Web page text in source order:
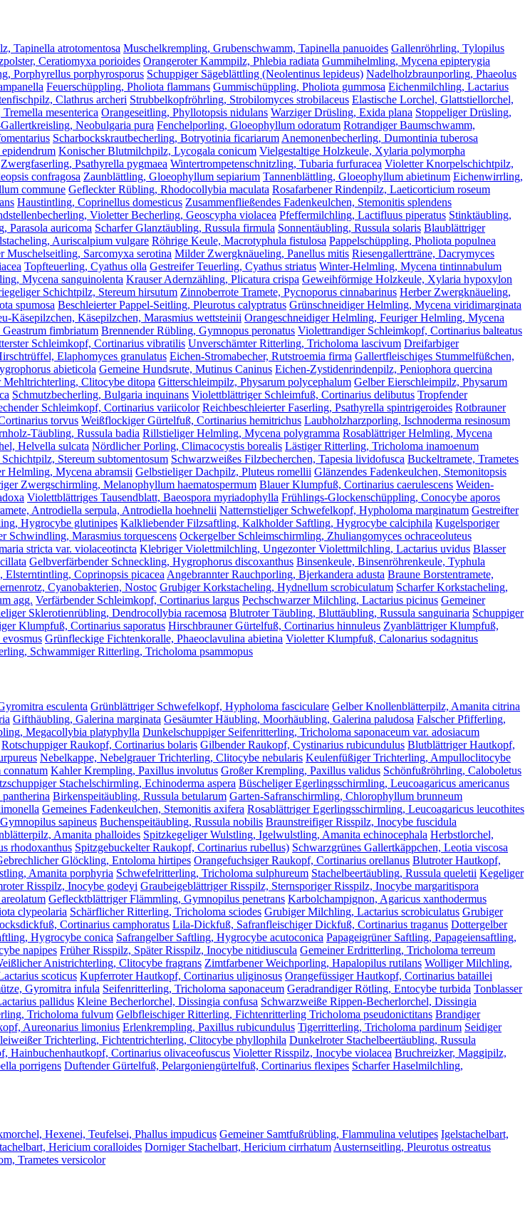
Tapinella atrotomentosa Muschelkrempling, Grubenschwamm, Tapinella panuoides Gallenröhrling, Tylopilus
Ceratiomyxa porioides Orangeroter Kammpilz, Phlebia radiata Gummihelmling, Mycena epipterygia
Porphyrellus porphyrosporus Schuppiger Sägeblättling (Neolentinus lepideus) Nadelholzbraunporling, Phaeolus
Feuerschüppling, Pholiota flammans Gummischüppling, Pholiota gummosa Eichenmilchling, Lactarius
Clathrus archeri Strubbelkopfröhrling, Strobilomyces strobilaceus Elastische Lorchel, Glattstiellorchel,
mesenterica Orangeseitling, Phyllotopsis nidulans Warziger Drüsling, Exida plana Stoppeliger Drüsling,
Neobulgaria pura Fenchelporling, Gloeophyllum odoratum Rotrandiger Baumschwamm,
Scharbockskrautbecherling, Botryotinia ficariarum Anemonenbecherling, Dumontinia tuberosa
Konischer Blutmilchpilz, Lycogala conicum Vielgestaltige Holzkeule, Xylaria polymorpha
Zwergfaserling, Psathyrella pygmaea Wintertrompetenschnitzling, Tubaria furfuracea Violetter Knorpelschichtpilz,
confragosa Zaunblättling, Gloeophyllum sepiarium Tannenblättling, Gloeophyllum abietinum Eichenwirrling,
commune Gefleckter Rübling, Rhodocollybia maculata Rosafarbener Rindenpilz, Laeticorticium roseum
Haustintling, Coprinellus domesticus Zusammenfließendes Fadenkeulchen, Stemonitis splendens
Violetter Becherling, Geoscypha violacea Pfeffermilchling, Lactifluus piperatus Stinktäubling,
Parasola auricoma Scharfer Glanztäubling, Russula firmula Sonnentäubling, Russula solaris Blaublättriger
Auriscalpium vulgare Röhrige Keule, Macrotyphula fistulosa Pappelschüppling, Pholiota populnea
Muschelseitling, Sarcomyxa serotina Milder Zwergknäueling, Panellus mitis Riesengallertträne, Dacrymyces
Topfteuerling, Cyathus olla Gestreifer Teuerling, Cyathus striatus Winter-Helmling, Mycena tintinnabulum
Mycena sanguinolenta Krauser Adernzähling, Plicatura crispa Geweihförmige Holzkeule, Xylaria hypoxylon
Schichtpilz, Stereum hirsutum Zinnoberrote Tramete, Pycnoporus cinnabarinus Herber Zwergknäueling,
spumosa Beschleierter Pappel-Seitling, Pleurotus calyptratus Grünschneidiger Helmling, Mycena viridimarginata
Käsepilzchen, Käsepilzchen, Marasmius wettsteinii Orangeschneidiger Helmling, Feuriger Helmling, Mycena
fimbriatum Brennender Rübling, Gymnopus peronatus Violettrandiger Schleimkopf, Cortinarius balteatus
Schleimkopf, Cortinarius vibratilis Unverschämter Ritterling, Tricholoma lascivum Dreifarbiger
Elaphomyces granulatus Eichen-Stromabecher, Rutstroemia firma Gallertfleischiges Stummelfüßchen,
abieticola Gemeine Hundsrute, Mutinus Caninus Eichen-Zystidenrindenpilz, Peniophora quercina
Mehltrichterling, Clitocybe ditopa Gitterschleimpilz, Physarum polycephalum Gelber Eierschleimpilz, Physarum
Schmutzbecherling, Bulgaria inquinans Violettblättriger Schleimfuß, Cortinarius delibutus Tropfender
Schleimkopf, Cortinarius variicolor Reichbeschleierter Faserling, Psathyrella spintrigeroides Rotbrauner
torvus Weißflockiger Gürtelfuß, Cortinarius hemitrichus Laubholzharzporling, Ischnoderma resinosum
Täubling, Russula badia Rillstieliger Helmling, Mycena polygramma Rosablättriger Helmling, Mycena
Helvella sulcata Nördlicher Porling, Climacocystis borealis Lästiger Ritterling, Tricholoma inamoenum
Schichtpilz, Stereum subtomentosum Schwarzweißes Filzbecherchen, Tapesia lividofusca Buckeltramete, Trametes
Helmling, Mycena abramsii Gelbstieliger Dachpilz, Pluteus romellii Glänzendes Fadenkeulchen, Stemonitopsis
Zwergschirmling, Melanophyllum haematospermum Blauer Klumpfuß, Cortinarius caerulescens Weiden-
Violettblättriges Tausendblatt, Baeospora myriadophylla Frühlings-Glockenschüppling, Conocybe aporos
Antrodiella serpula, Antrodiella hoehnelii Natternstieliger Schwefelkopf, Hypholoma marginatum Gestreifter
Hygrocybe glutinipes Kalkliebender Filzsaftling, Kalkholder Saftling, Hygrocybe calciphila Kugelsporiger
Schwindling, Marasmius torquescens Ockergelber Schleimschirmling, Zhuliangomyces ochraceoluteus
stricta var. violaceotincta Klebriger Violettmilchling, Ungezonter Violettmilchling, Lactarius uvidus Blasser
Gelbverfärbender Schneckling, Hygrophorus discoxanthus Binsenkeule, Binsenröhrenkeule, Typhula
Elsterntintling, Coprinopsis picacea Angebrannter Rauchporling, Bjerkandera adusta Braune Borstentramete,
Cyanobakterien, Nostoc Grubiger Korkstacheling, Hydnellum scrobiculatum Scharfer Korkstacheling,
agg. Verfärbender Schleimkopf, Cortinarius largus Pechschwarzer Milchling, Lactarius picinus Gemeiner
Sklerotienrübling, Dendrocollybia racemosa Blutroter Täubling, Bluttäubling, Russula sanguinaria Schuppiger
Klumpfuß, Cortinarius saporatus Hirschbrauner Gürtelfuß, Cortinarius hinnuleus Zyanblättriger Klumpfuß,
Grünfleckige Fichtenkoralle, Phaeoclavulina abietina Violetter Klumpfuß, Calonarius sodagnitus
Schwammiger Ritterling, Tricholoma psammopus
esculenta Grünblättriger Schwefelkopf, Hypholoma fasciculare Gelber Knollenblätterpilz, Amanita citrina
Gifthäubling, Galerina marginata Gesäumter Häubling, Moorhäubling, Galerina paludosa Falscher Pfifferling,
Megacollybia platyphylla Dunkelschuppiger Seifenritterling, Tricholoma saponaceum var. adosiacum
Rotschuppiger Raukopf, Cortinarius bolaris Gilbender Raukopf, Cystinarius rubicundulus Blutblättriger Hautkopf,
Nebelkappe, Nebelgrauer Trichterling, Clitocybe nebularis Keulenfüßiger Trichterling, Ampulloclitocybe
Kahler Krempling, Paxillus involutus Großer Krempling, Paxillus validus Schönfußröhrling, Caloboletus
Stachelschirmling, Echinoderma aspera Büscheliger Egerlingsschirmling, Leucoagaricus americanus
Birkenspeitäubling, Russula betularum Garten-Safranschirmling, Chlorophyllum brunneum
Gemeines Fadenkeulchen, Stemonitis axifera Rosablättriger Egerlingsschirmling, Leucoagaricus leucothites
sapineus Buchenspeitäubling, Russula nobilis Braunstreifiger Risspilz, Inocybe fuscidula
Amanita phalloides Spitzkegeliger Wulstling, Igelwulstling, Amanita echinocephala Herbstlorchel,
rhodoxanthus Spitzgebuckelter Raukopf, Cortinarius rubellus) Schwarzgrünes Gallertkäppchen, Leotia viscosa
Glöckling, Entoloma hirtipes Orangefuchsiger Raukopf, Cortinarius orellanus Blutroter Hautkopf,
Amanita porphyria Schwefelritterling, Tricholoma sulphureum Stachelbeertäubling, Russula queletii Kegeliger
Risspilz, Inocybe godeyi Graubeigeblättriger Risspilz, Sternsporiger Risspilz, Inocybe margaritispora
Geflecktblättriger Flämmling, Gymnopilus penetrans Karbolchampignon, Agaricus xanthodermus
clypeolaria Schärflicher Ritterling, Tricholoma sciodes Grubiger Milchling, Lactarius scrobiculatus Grubiger
Cortinarius camphoratus Lila-Dickfuß, Safranfleischiger Dickfuß, Cortinarius traganus Dottergelber
Hygrocybe conica Safrangelber Saftling, Hygrocybe acutoconica Papageigrüner Saftling, Papageiensaftling,
napipes Früher Risspilz, Später Risspilz, Inocybe nitidiuscula Gemeiner Erdritterling, Tricholoma terreum
Anistrichterling, Clitocybe fragrans Zimtfarbener Weichporling, Hapalopilus rutilans Wolliger Milchling,
scoticus Kupferroter Hautkopf, Cortinarius uliginosus Orangefüssiger Hautkopf, Cortinarius bataillei
Gyromitra infula Seifenritterling, Tricholoma saponaceum Geradrandiger Rötling, Entocybe turbida Tonblasser
pallidus Kleine Becherlorchel, Dissingia confusa Schwarzweiße Rippen-Becherlorchel, Dissingia
Tricholoma fulvum Gelbfleischiger Ritterling, Fichtenritterling Tricholoma pseudonictitans Brandiger
Aureonarius limonius Erlenkrempling, Paxillus rubicundulus Tigerritterling, Tricholoma pardinum Seidiger
Trichterling, Fichtentrichterling, Clitocybe phyllophila Dunkelroter Stachelbeertäubling, Russula
Hainbuchenhautkopf, Cortinarius olivaceofuscus Violetter Risspilz, Inocybe violacea Bruchreizker, Maggipilz,
porrigens Duftender Gürtelfuß, Pelargoniengürtelfuß, Cortinarius flexipes Scharfer Haselmilchling,
Hexenei, Teufelsei, Phallus impudicus Gemeiner Samtfußrübling, Flammulina velutipes Igelstachelbart,
Hericium coralloides Dorniger Stachelbart, Hericium cirrhatum Austernseitling, Pleurotus ostreatus
Trametes versicolor